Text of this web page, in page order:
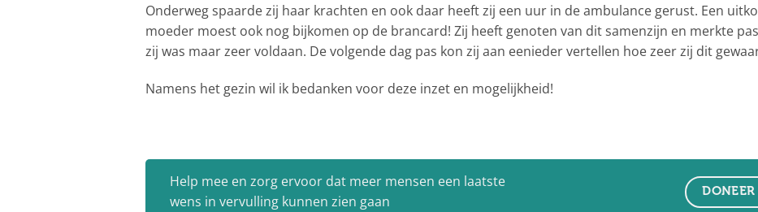
Onderweg spaarde zij haar krachten en ook daar heeft zij een uur in de ambulance gerust. Een
moeder moest ook nog bijkomen op de brancard! Zij heeft genoten van dit samenzijn en merkte
zij was maar zeer voldaan. De volgende dag pas kon zij aan eenieder vertellen hoe zeer zij dit
Namens het gezin wil ik bedanken voor deze inzet en mogelijkheid!
Help mee en zorg ervoor dat meer mensen een laatste
wens in vervulling kunnen zien gaan